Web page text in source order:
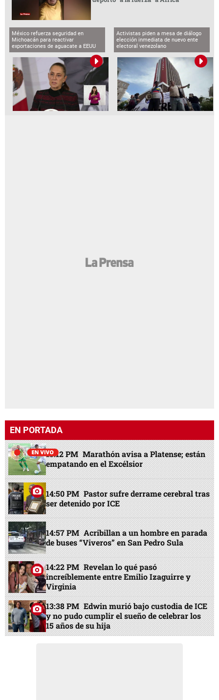
México refuerza seguridad en
Michoacán para reactivar
exportaciones de aguacate a EEUU
Activistas piden a mesa de diálogo
elección inmediata de nuevo ente
electoral venezolano
EN PORTADA
13:12 PM Marathón avisa a Platense; están
empatando en el Excélsior
14:50 PM Pastor sufre derrame cerebral tras
ser detenido por ICE
14:57 PM Acribillan a un hombre en parada
de buses “Viveros” en San Pedro Sula
14:22 PM Revelan lo qué pasó
increíblemente entre Emilio Izaguirre y
Virginia
13:38 PM Edwin murió bajo custodia de ICE
y no pudo cumplir el sueño de celebrar los
15 años de su hija